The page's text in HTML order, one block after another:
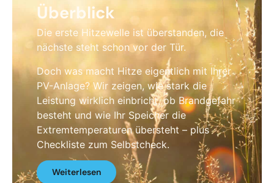
Überblick
Die erste Hitzewelle ist überstanden, die
nächste steht schon vor der Tür.
Doch was macht Hitze eigentlich mit Ihrer
PV-Anlage? Wir zeigen, wie stark die
Leistung wirklich einbricht, ob Brandgefahr
besteht und wie Ihr Speicher die
Extremtemperaturen übersteht – plus
Checkliste zum Selbstcheck.
Weiterlesen